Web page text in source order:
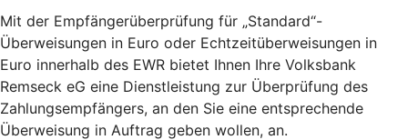
Mit der Empfängerüberprüfung für „Standard“-
Überweisungen in Euro oder Echtzeitüberweisungen in
Euro innerhalb des EWR bietet Ihnen Ihre Volksbank
Remseck eG eine Dienstleistung zur Überprüfung des
Zahlungsempfängers, an den Sie eine entsprechende
Überweisung in Auftrag geben wollen, an.